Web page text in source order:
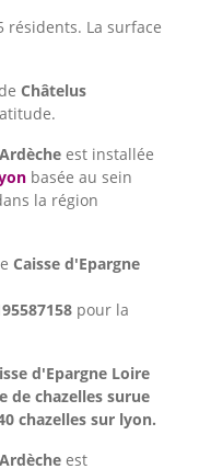
résidents. La surface
Châtelus
est installée
basée au sein
la région
Caisse d'Epargne
pour la
d'Epargne Loire
de chazelles surue
chazelles sur lyon.
est